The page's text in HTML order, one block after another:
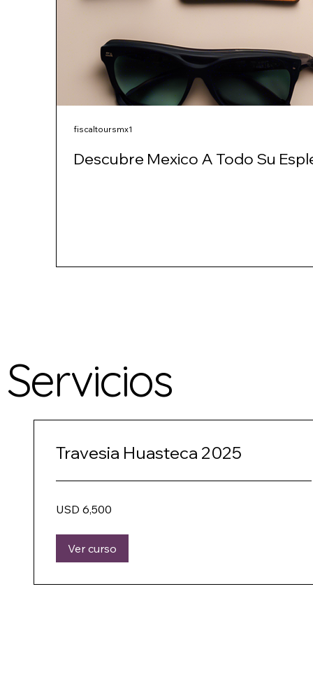
Descubre Mexico A Todo Su
fiscaltoursmx1
Servicios
Travesia Huasteca 2025
dólares
USD 6,500
Ver curso